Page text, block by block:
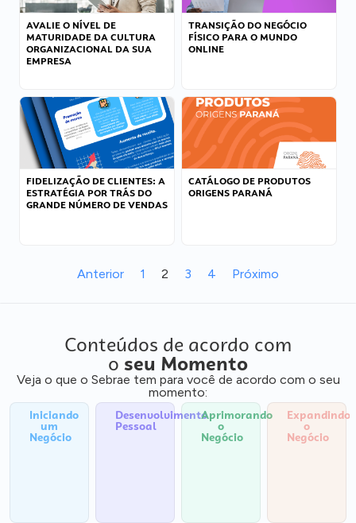
AVALIE O NÍVEL DE
MATURIDADE DA CULTURA
ORGANIZACIONAL DA SUA
EMPRESA
TRANSIÇÃO DO NEGÓCIO
FÍSICO PARA O MUNDO
ONLINE
FIDELIZAÇÃO DE CLIENTES: A
ESTRATÉGIA POR TRÁS DO
GRANDE NÚMERO DE VENDAS
CATÁLOGO DE PRODUTOS
ORIGENS PARANÁ
Anterior 1 2 3 4 Próximo
Conteúdos de acordo com
o seu Momento
Veja o que o Sebrae tem para você de acordo com o seu
momento:
Iniciando
um
Negócio
Desenvolvimento
Pessoal
Aprimorando
o
Negócio
Expandindo
o
Negócio